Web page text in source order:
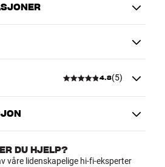
sølv finish. Spikes (pigger) og
17,5 x 33 x 73 cm (bredde x
høyde x dybde)
24 x 59 x 31 cm (bredde x høyde
x dybde)
4.8(5)
DU HJELP?
våre lidenskapelige hi-fi-eksperter